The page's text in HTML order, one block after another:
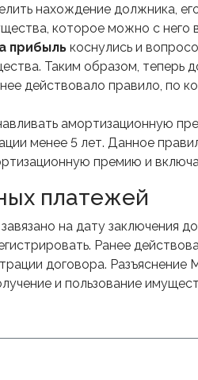
нахождение должника,
которое можно с него
прибыль коснулись и
Таким образом, теперь
действовало правило, по
амортизационную
менее 5 лет. Данное
премию и
платежей
на дату заключения
Ранее
договора.
и пользование